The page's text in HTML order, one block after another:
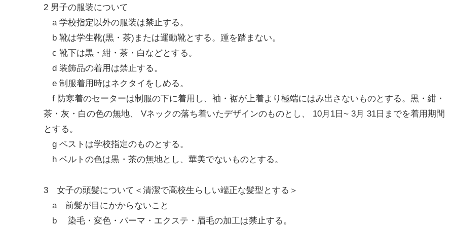
2 男子の服装について
a 学校指定以外の服装は禁止する。
b 靴は学生靴(黒・茶)または運動靴とする。踵を踏まない。
c 靴下は黒・紺・茶・白などとする。
d 装飾品の着用は禁止する。
e 制服着用時はネクタイをしめる。
f 防寒着のセーターは制服の下に着用し、袖・裾が上着より極端にはみ出さないものとする。黒・紺・
茶・灰・白の色の無地、 Vネックの落ち着いたデザインのものとし、 10月1日~ 3月 31日までを着用期間
とする。
g ベストは学校指定のものとする。
h ベルトの色は黒・茶の無地とし、華美でないものとする。
3 女子の頭髪について＜清潔で高校生らしい端正な髪型とする＞
a 前髪が目にかからないこと
b 染毛・変色・パーマ・エクステ・眉毛の加工は禁止する。